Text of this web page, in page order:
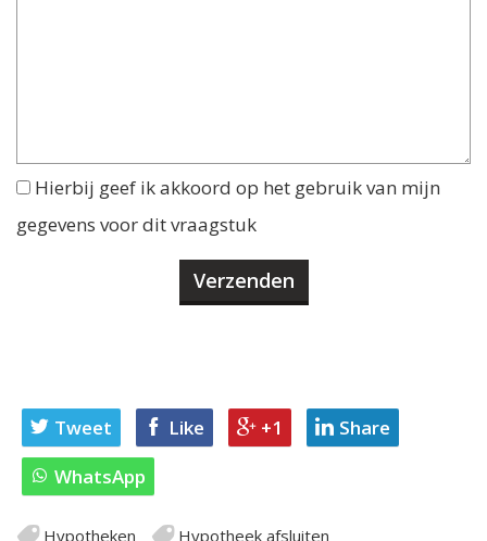
Hierbij geef ik akkoord op het gebruik van mijn
gegevens voor dit vraagstuk
Tweet Like +1
Share
WhatsApp
Hypotheken Hypotheek afsluiten